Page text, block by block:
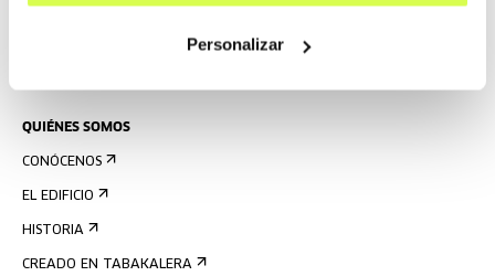
Personalizar
PRENSA
QUIÉNES SOMOS
CONÓCENOS
EL EDIFICIO
HISTORIA
CREADO EN TABAKALERA